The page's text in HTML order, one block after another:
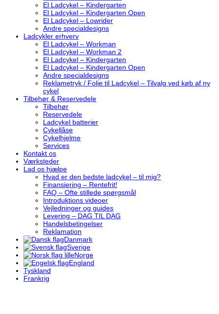
El Ladcykel – Kindergarten
El Ladcykel – Kindergarten Open
El Ladcykel – Lowrider
Andre specialdesigns
Ladcykler erhverv
El Ladcykel – Workman
El Ladcykel – Workman 2
El Ladcykel – Kindergarten
El Ladcykel – Kindergarten Open
Andre specialdesigns
Reklametryk / Folie til Ladcykel – Tilvalg ved køb af ny
cykel
Tilbehør & Reservedele
Tilbehør
Reservedele
Ladcykel batterier
Cykellåse
Cykelhjelme
Services
Kontakt os
Værksteder
Lad os hjælpe
Hvad er den bedste ladcykel – til mig?
Finansiering – Rentefrit!
FAQ – Ofte stillede spørgsmål
Introduktions videoer
Vejledninger og guides
Levering – DAG TIL DAG
Handelsbetingelser
Reklamation
Danmark
Sverige
Norge
England
Tyskland
Frankrig